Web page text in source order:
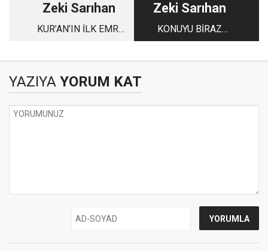
Zeki Sarıhan
KUR’AN’IN İLK EMRİ
Zeki Sarıhan
KONUYU BİRAZ
DAHA AÇALIM MI?
YAZIYA YORUM KAT